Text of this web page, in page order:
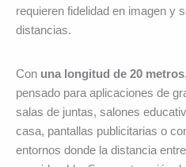
requieren fidelidad en imagen y
distancias.
Con una longitud de 20 metros
pensado para aplicaciones de
salas de juntas, salones
casa, pantallas publicitarias o
entornos donde la distancia